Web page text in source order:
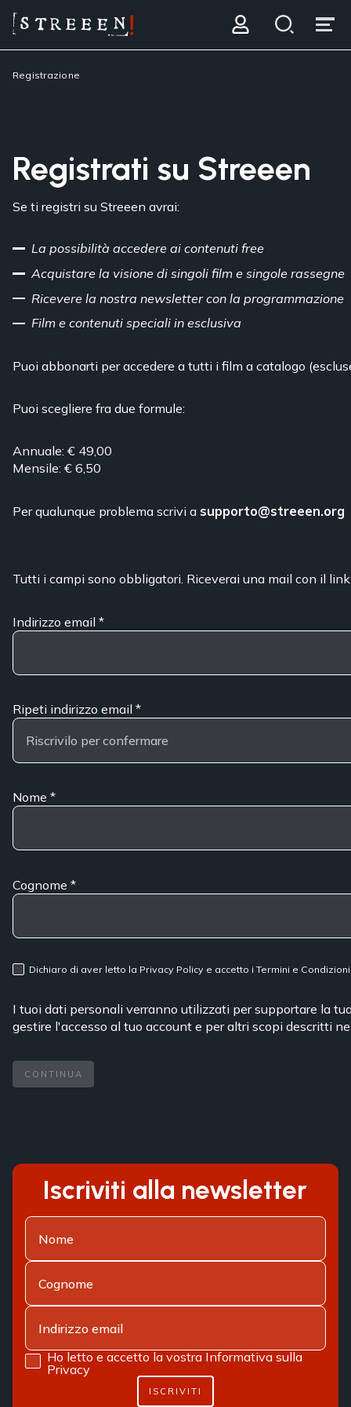
Registrazione
Registrati su Streeen
Se ti registri su Streeen avrai:
La possibilità accedere ai contenuti free
Acquistare la visione di singoli film e singole rassegne
Ricevere la nostra newsletter con la programmazione
Film e contenuti speciali in esclusiva
Puoi abbonarti per accedere a tutti i film a catalogo
Puoi scegliere fra due formule:
Annuale: € 49,00
Mensile: € 6,50
Per qualunque problema scrivi a supporto@streeen.org
Tutti i campi sono obbligatori. Riceverai una mail con il
Indirizzo email*
Ripeti indirizzo email*
Nome*
Cognome*
Dichiaro di aver letto la Privacy Policye accetto i Termini e
I tuoi dati personali verranno utilizzati per supportare la
gestire l'accesso al tuo account e per altri scopi descritti
CONTINUA
Iscriviti alla newsletter
Ho letto e accetto la vostra Informativa sulla
Privacy
ISCRIVITI